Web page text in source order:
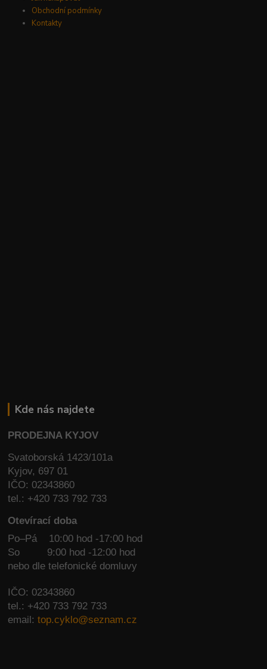
Obchodní podmínky
Kontakty
Kde nás najdete
PRODEJNA KYJOV
Svatoborská 1423/101a
Kyjov, 697 01
IČO: 02343860
tel.: +420 733 792 733
Otevírací doba
Po–Pá 10:00 hod -17:00 hod
So
9:00 hod -12:00 hod
nebo dle telefonické domluvy
IČO: 02343860
tel.: +420 733 792 733
email:top.cyklo@seznam.cz